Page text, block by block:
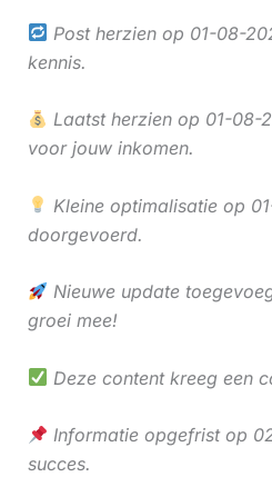
Post herzien op 01-08-
kennis.
Laatst herzien op 01-08-
voor jouw inkomen.
Kleine optimalisatie op
doorgevoerd.
Nieuwe update
groei mee!
Deze content kreeg een
Informatie opgefrist op
succes.